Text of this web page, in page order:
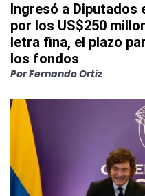
Ingresó a Diputados
por los US$250
letra fina, el plazo
los fondos
PorFernando Ortiz